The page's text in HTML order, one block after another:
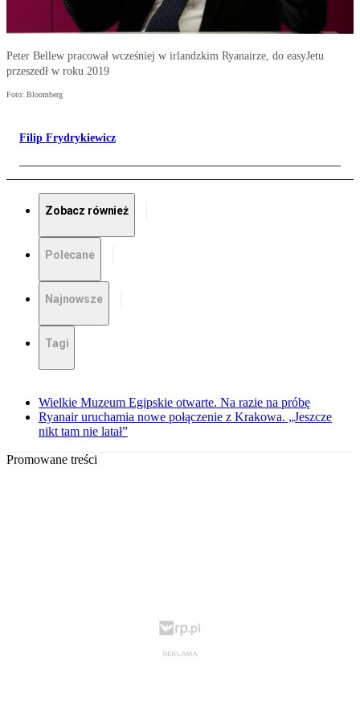
Peter Bellew pracował wcześniej w irlandzkim Ryanairze, do easyJetu
przeszedł w roku 2019
Foto: Bloomberg
Filip Frydrykiewicz
Zobacz również
Polecane
Najnowsze
Tagi
Wielkie Muzeum Egipskie otwarte. Na razie na próbę
Ryanair uruchamia nowe połączenie z Krakowa. „Jeszcze
nikt tam nie latał”
Promowane treści